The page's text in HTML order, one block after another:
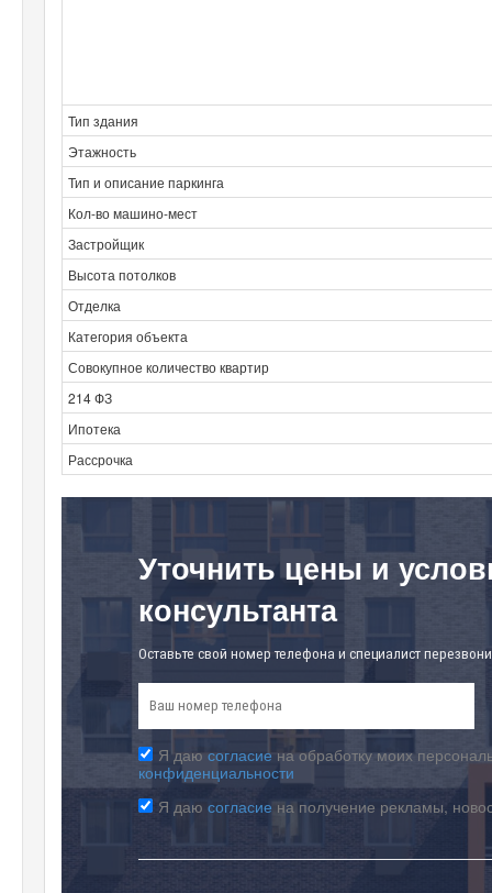
Тип здания
Этажность
Тип и описание паркинга
Кол-во машино-мест
Застройщик
Высота потолков
Отделка
Категория объекта
Совокупное количество квартир
214 ФЗ
Ипотека
Рассрочка
Уточнить цены и
консультанта
Оставьте свой номер телефона и специалист
Я даюсогласие на обработку моих
конфиденциальности
Я даю согласиена получение рекламы,